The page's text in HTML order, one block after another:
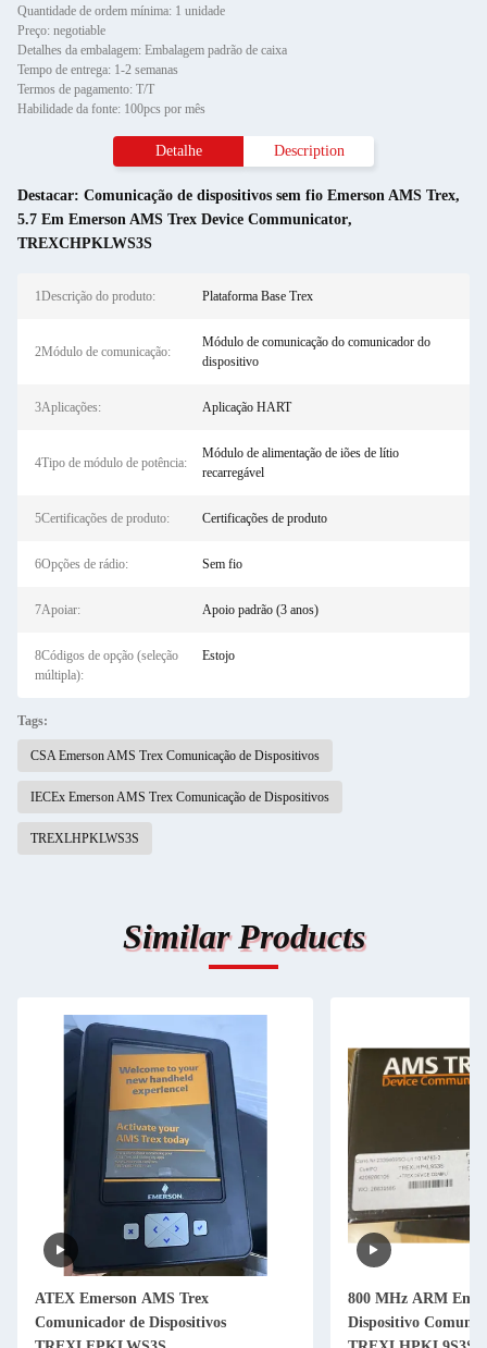
Quantidade de ordem mínima: 1 unidade
Preço: negotiable
Detalhes da embalagem: Embalagem padrão de caixa
Tempo de entrega: 1-2 semanas
Termos de pagamento: T/T
Habilidade da fonte: 100pcs por mês
Detalhe Description
Destacar: Comunicação de dispositivos sem fio Emerson AMS Trex,
5.7 Em Emerson AMS Trex Device Communicator,
TREXCHPKLWS3S
1Descrição do produto: Plataforma Base Trex
2Módulo de comunicação:
Módulo de comunicação do comunicador do
dispositivo
3Aplicações: Aplicação HART
4Tipo de módulo de potência:
Módulo de alimentação de iões de lítio
recarregável
5Certificações de produto: Certificações de produto
6Opções de rádio: Sem fio
7Apoiar: Apoio padrão (3 anos)
8Códigos de opção (seleção
múltipla):
Estojo
Tags:
CSA Emerson AMS Trex Comunicação de Dispositivos
IECEx Emerson AMS Trex Comunicação de Dispositivos
TREXLHPKLWS3S
Similar Products
ATEX Emerson AMS Trex
Comunicador de Dispositivos
800 MHz ARM
Dispositivo